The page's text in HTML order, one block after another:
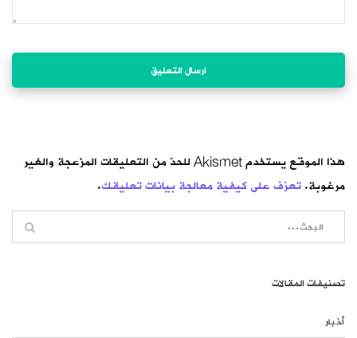
هذا الموقع يستخدم Akismet للحدّ من التعليقات المزعجة والغير
مرغوبة.تعرّف على كيفية معالجة بيانات تعليقك.
تصنيفات المقالات
أخبار